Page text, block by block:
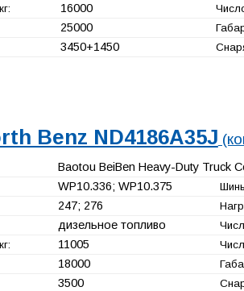
16000
25000
3450+1450
Benz ND4186A35J
Baotou BeiBen Heavy-Duty Truck
WP10.336; WP10.375
247; 276
дизельное топливо
11005
18000
3500